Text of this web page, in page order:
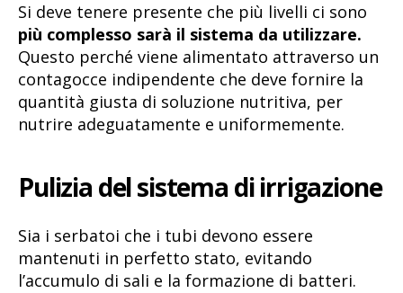
Si deve tenere presente che più livelli ci sono
più complesso sarà il sistema da utilizzare.
Questo perché viene alimentato attraverso un
contagocce indipendente che deve fornire la
quantità giusta di soluzione nutritiva, per
nutrire adeguatamente e uniformemente.
Pulizia del sistema di irrigazione
Sia i serbatoi che i tubi devono essere
mantenuti in perfetto stato, evitando
l’accumulo di sali e la formazione di batteri.